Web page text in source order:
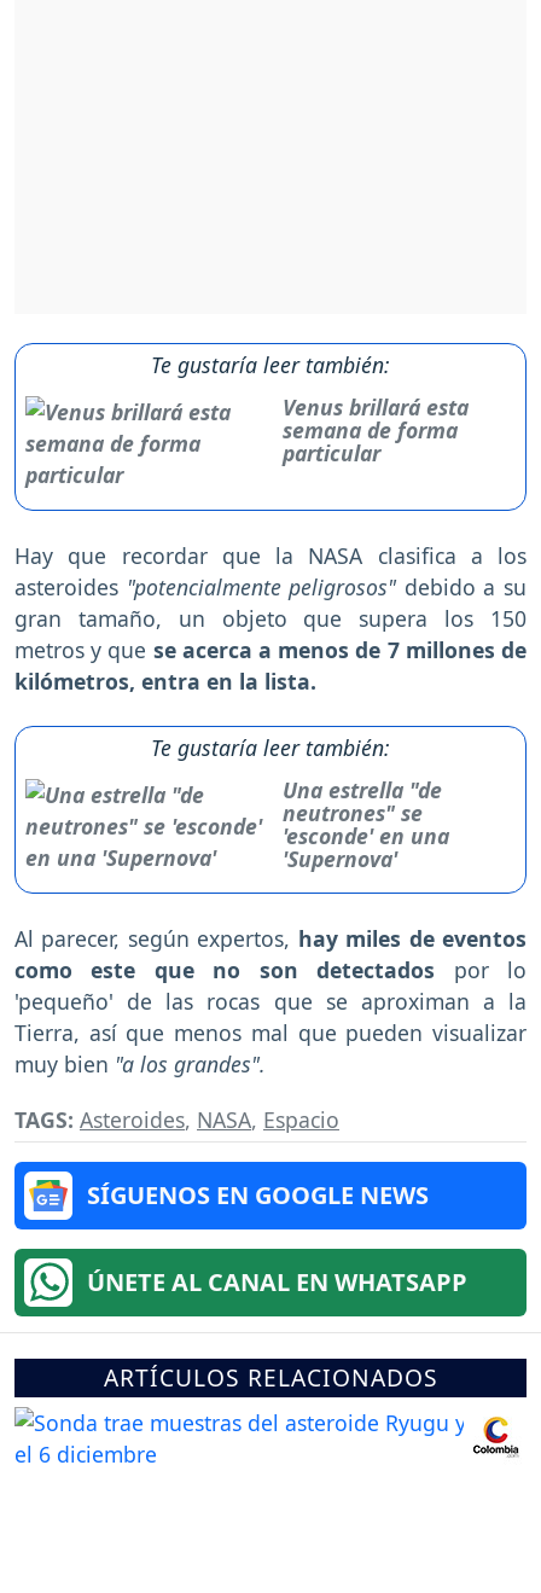
Te gustaría leer también:
Venus brillará esta
semana de forma
particular
Hay que recordar que la NASA clasifica a los
asteroides "potencialmente peligrosos" debido a su
gran tamaño, un objeto que supera los 150
metros y que se acerca a menos de 7 millones de
kilómetros, entra en la lista.
Te gustaría leer también:
Una estrella "de
neutrones" se
'esconde' en una
'Supernova'
Al parecer, según expertos, hay miles de eventos
como este que no son detectados por lo
'pequeño' de las rocas que se aproximan a la
Tierra, así que menos mal que pueden visualizar
muy bien "a los grandes".
TAGS: Asteroides, NASA, Espacio
SÍGUENOS EN GOOGLE NEWS
ÚNETE AL CANAL EN WHATSAPP
ARTÍCULOS RELACIONADOS